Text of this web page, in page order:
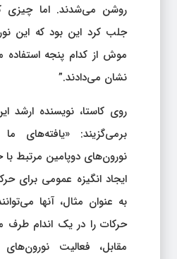
روشن می‌شدند. اما چیزی
جلب کرد این بود که این
موش از کدام پنجه
نشان می‌دادند.”
روی کاستا، نویسنده ارشد
برمی‌گزیند: «یافته‌های
نورون‌های دوپامین مرتبط
ایجاد انگیزه عمومی برای
به عنوان مثال، آنها
حرکات را در یک اندام طرف
مقابل، فعالیت